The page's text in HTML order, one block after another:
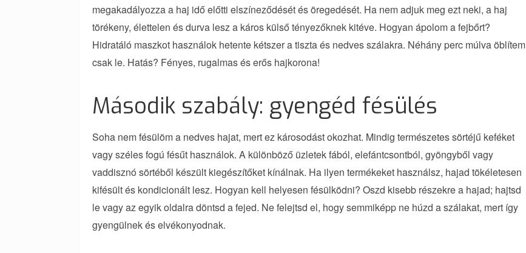
megakadályozza a haj idő előtti elszíneződését és öregedését. Ha nem adjuk meg ezt neki, a haj
törékeny, élettelen és durva lesz a káros külső tényezőknek kitéve. Hogyan ápolom a fejbőrt?
Hidratáló maszkot használok hetente kétszer a tiszta és nedves szálakra. Néhány perc múlva öblítem
csak le. Hatás? Fényes, rugalmas és erős hajkorona!
Második szabály: gyengéd fésülés
Soha nem fésülöm a nedves hajat, mert ez károsodást okozhat. Mindig természetes sörtéjű keféket
vagy széles fogú fésűt használok. A különböző üzletek fából, elefántcsontból, gyöngyből vagy
vaddisznó sörtéből készült kiegészítőket kínálnak. Ha ilyen termékeket használsz, hajad tökéletesen
kifésült és kondicionált lesz. Hogyan kell helyesen fésülködni? Oszd kisebb részekre a hajad; hajtsd
le vagy az egyik oldalra döntsd a fejed. Ne felejtsd el, hogy semmiképp ne húzd a szálakat, mert így
gyengülnek és elvékonyodnak.